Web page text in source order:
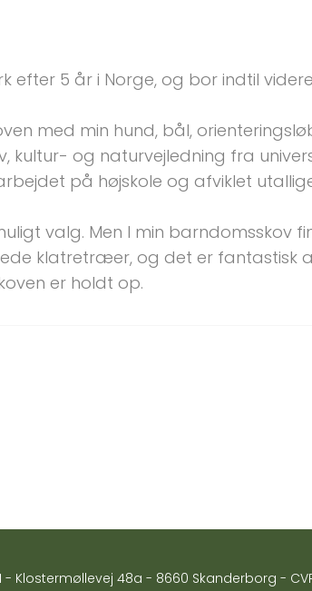
efter 5 år i Norge, og bor indtil
med min hund, bål,
kultur- og naturvejledning fra
på højskole og afviklet
valg. Men I min barndomsskov
klatretræer, og det er fantastisk
er holdt op.
- Klostermøllevej 48a - 8660 Skanderborg -